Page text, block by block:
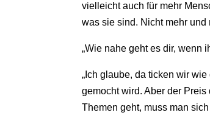
vielleicht auch für mehr
was sie sind. Nicht mehr und
„Wie nahe geht es dir, wenn
„Ich glaube, da ticken wir
gemocht wird. Aber der
Themen geht, muss man